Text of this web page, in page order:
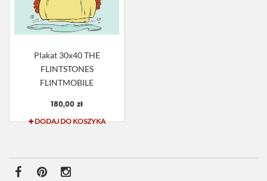
Plakat 30x40 THE
FLINTSTONES
FLINTMOBILE
180,00 zł
DODAJ DO KOSZYKA